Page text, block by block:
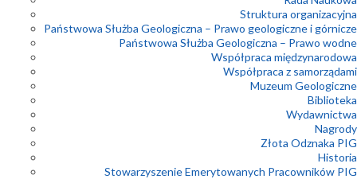
Struktura organizacyjna
Państwowa Służba Geologiczna – Prawo geologiczne i górnicze
Państwowa Służba Geologiczna – Prawo wodne
Współpraca międzynarodowa
Współpraca z samorządami
Muzeum Geologiczne
Biblioteka
Wydawnictwa
Nagrody
Złota Odznaka PIG
Historia
Stowarzyszenie Emerytowanych Pracowników PIG